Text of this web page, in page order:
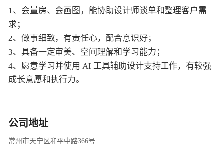
1、会量房、会画图，能协助设计师谈单和整理客户需
求；
2、做事细致，有责任心，配合意识好；
3、具备一定审美、空间理解和学习能力；
4、愿意学习并使用 AI 工具辅助设计支持工作，有较强
成长意愿和执行力。
公司地址
常州市天宁区和平中路366号